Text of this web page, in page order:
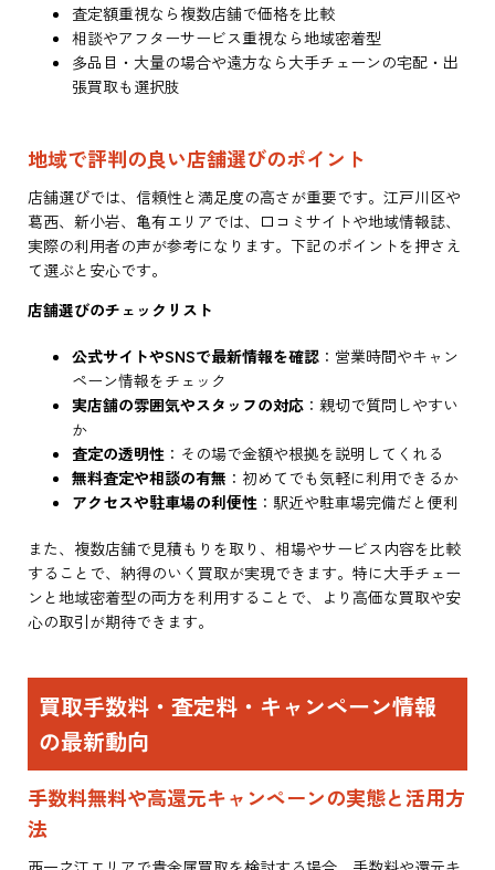
査定額重視なら複数店舗で価格を比較
相談やアフターサービス重視なら地域密着型
多品目・大量の場合や遠方なら大手チェーンの宅配・出
張買取も選択肢
地域で評判の良い店舗選びのポイント
店舗選びでは、信頼性と満足度の高さが重要です。江戸川区や
葛西、新小岩、亀有エリアでは、口コミサイトや地域情報誌、
実際の利用者の声が参考になります。下記のポイントを押さえ
て選ぶと安心です。
店舗選びのチェックリスト
公式サイトやSNSで最新情報を確認 ：営業時間やキャン
ペーン情報をチェック
実店舗の雰囲気やスタッフの対応 ：親切で質問しやすい
か
査定の透明性 ：その場で金額や根拠を説明してくれる
無料査定や相談の有無 ：初めてでも気軽に利用できるか
アクセスや駐車場の利便性 ：駅近や駐車場完備だと便利
また、複数店舗で見積もりを取り、相場やサービス内容を比較
することで、納得のいく買取が実現できます。特に大手チェー
ンと地域密着型の両方を利用することで、より高価な買取や安
心の取引が期待できます。
買取手数料・査定料・キャンペーン情報
の最新動向
手数料無料や高還元キャンペーンの実態と活用方
法